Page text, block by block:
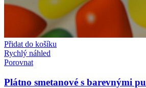
Přidat do košíku
Rychlý náhled
Porovnat
Plátno smetanové s barevnými